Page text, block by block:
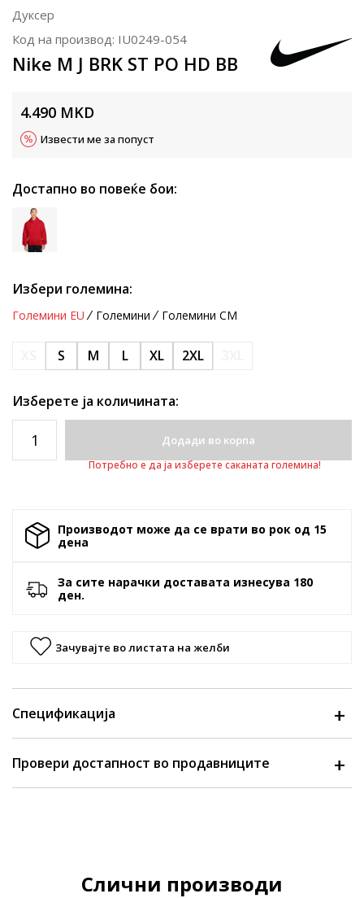
Дуксер
Код на производ: IU0249-054
Nike M J BRK ST PO HD BB
4.490 MKD
Извести ме за попуст
Достапно во повеќе бои:
Избери големина:
Големини EU Големини Големини CM
S M L XL 2XL
Изберете ја количината:
Додади во корпа
Потребно е да ја изберете саканата големина!
Производот може да се врати во рок од 15
денa
За сите нарачки доставата изнесува 180
ден.
Зачувајте во листата на желби
Спецификација
Провери достапност во продавниците
Слични производи